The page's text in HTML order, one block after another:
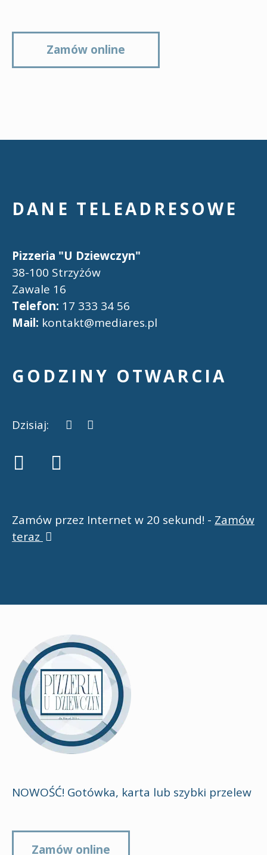
Zamów online
DANE TELEADRESOWE
Pizzeria "U Dziewczyn"
38-100 Strzyżów
Zawale 16
Telefon: 17 333 34 56
Mail: kontakt@mediares.pl
GODZINY OTWARCIA
Dzisiaj:
Zamów przez Internet w 20 sekund! - Zamów
teraz
NOWOŚĆ! Gotówka, karta lub szybki przelew
Zamów online